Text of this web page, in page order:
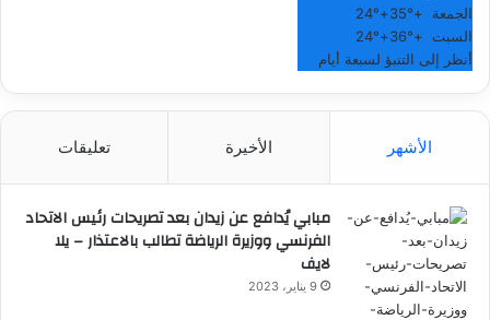
الجمعة
+
35°
+
24°
السبت +
36°
+
24°
أنظر إلى التنبؤ لسبعة أيام
الأشهر الأخيرة تعليقات
مبابي يُدافع عن زيدان بعد تصريحات رئيس الاتحاد
الفرنسي ووزيرة الرياضة تطالب بالاعتذار – يلا
لايف
9 يناير، 2023